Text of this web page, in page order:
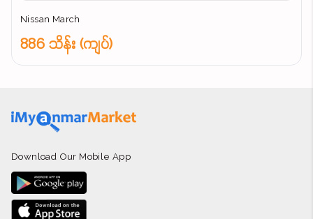
Nissan March
886 သိန်း (ကျပ်)
Download Our Mobile App